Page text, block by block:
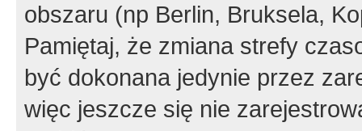
obszaru (np Berlin, Bruksela,
Pamiętaj, że zmiana strefy
być dokonana jedynie przez
więc jeszcze się nie